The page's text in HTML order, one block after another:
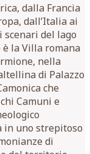
dalla Francia
dall’Italia ai
del lago
la Villa romana
nella
di Palazzo
che
Camuni e
in uno strepitoso
di